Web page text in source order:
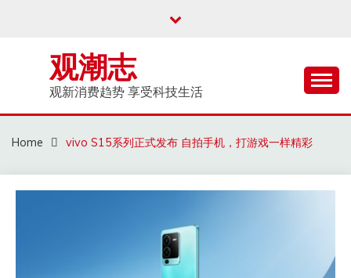
观潮志
观新消费趋势 享受科技生活
Home vivo S15系列正式发布 自拍手机，打游戏一样精彩